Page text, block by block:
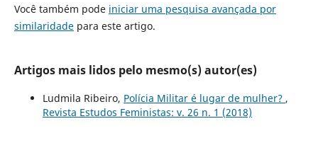
Você também pode iniciar uma pesquisa avançada por
similaridadepara este artigo.
Artigos mais lidos pelo mesmo(s) autor(es)
Ludmila Ribeiro, Polícia Militar é lugar de mulher? ,
Revista Estudos Feministas: v. 26 n. 1 (2018)